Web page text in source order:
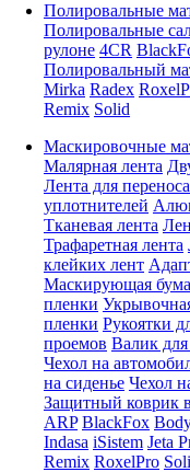
Полировальные
Полировальные
рулоне 4CR
Полировальный
Mirka Radex
Remix Solid
Маскировочные
Малярная лента
Лента для
уплотнителей
Тканевая лента
Трафаретная лента
клейких лент
Маскирующая
пленки
пленки Рукоятки
проемов Валик
Чехол на
на сиденье Чехол
Защитный коврик
ARP BlackFox
Indasa iSistem Jeta
Remix RoxelPro